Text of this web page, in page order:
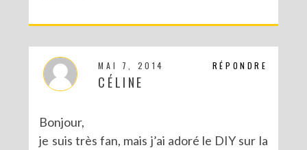
RÉPONDRE
MAI 7, 2014
CÉLINE
Bonjour,
je suis très fan, mais j’ai adoré le DIY sur la